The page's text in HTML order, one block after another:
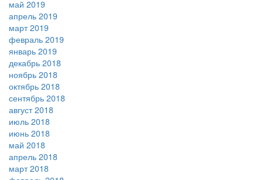
май 2019
апрель 2019
март 2019
февраль 2019
январь 2019
декабрь 2018
ноябрь 2018
октябрь 2018
сентябрь 2018
август 2018
июль 2018
июнь 2018
май 2018
апрель 2018
март 2018